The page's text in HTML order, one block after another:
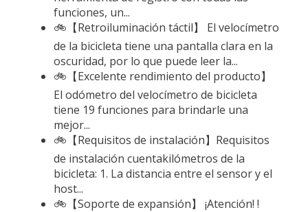
funciones, un...
🚲【Retroiluminación táctil】 El velocímetro
de la bicicleta tiene una pantalla clara en la
oscuridad, por lo que puede leer la...
🚲【Excelente rendimiento del producto】
El odómetro del velocímetro de bicicleta
tiene 19 funciones para brindarle una
mejor...
🚲【Requisitos de instalación】Requisitos
de instalación cuentakilómetros de la
bicicleta: 1. La distancia entre el sensor y el
host...
🚲【Soporte de expansión】 ¡Atención! !